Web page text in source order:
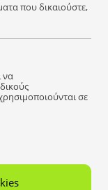
που δικαιούστε,
να
σε